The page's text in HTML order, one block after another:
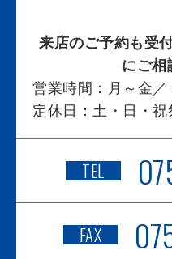
来店のご予約も受
にご相
営業時間： 月～金
定休日： 土・日・祝
TEL
FAX